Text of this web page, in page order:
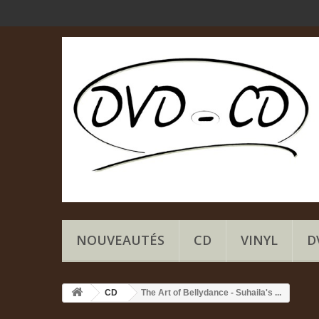
NOUVEAUTÉS CD VINYL
CD The Art of Bellydance - Suhaila's ...